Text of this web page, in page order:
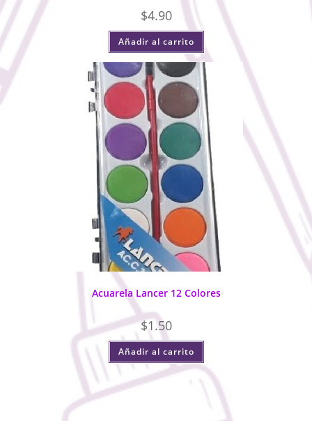
$4.90
Añadir al carrito
Acuarela Lancer 12 Colores
$1.50
Añadir al carrito